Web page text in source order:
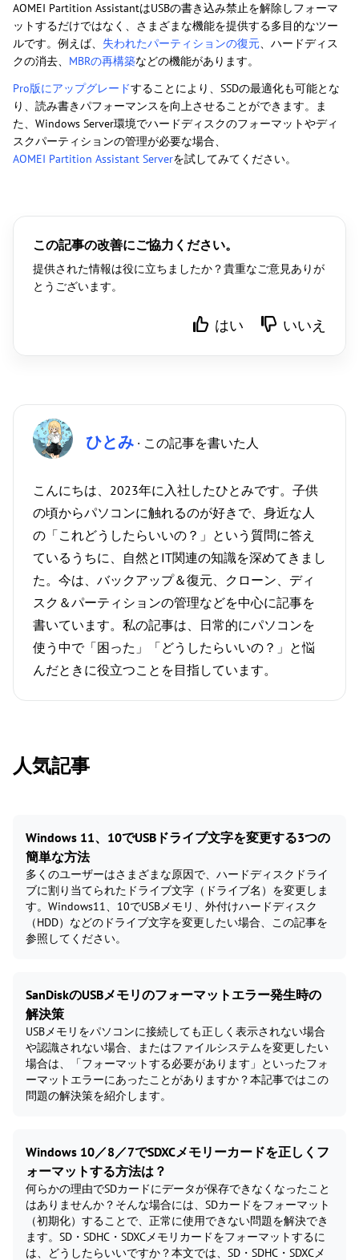
AOMEI Partition AssistantはUSBの書き込み禁止を解除しフォーマ
ットするだけではなく、さまざまな機能を提供する多目的なツー
ルです。例えば、 失われたパーティションの復元、ハードディス
クの消去、 MBRの再構築などの機能があります。
Pro版にアップグレードすることにより、SSDの最適化も可能とな
り、読み書きパフォーマンスを向上させることができます。ま
た、Windows Server環境でハードディスクのフォーマットやディ
スクパーティションの管理が必要な場合、
AOMEI Partition Assistant Serverを試してみてください。
この記事の改善にご協力ください。
提供された情報は役に立ちましたか？貴重なご意見ありが
とうございます。
はい いいえ
ひとみ · この記事を書いた人
こんにちは、2023年に入社したひとみです。子供
の頃からパソコンに触れるのが好きで、身近な人
の「これどうしたらいいの？」という質問に答え
ているうちに、自然とIT関連の知識を深めてきまし
た。今は、バックアップ＆復元、クローン、ディ
スク＆パーティションの管理などを中心に記事を
書いています。私の記事は、日常的にパソコンを
使う中で「困った」「どうしたらいいの？」と悩
んだときに役立つことを目指しています。
人気記事
Windows 11、10でUSBドライブ文字を変更する3つの
簡単な方法
多くのユーザーはさまざまな原因で、ハードディスクドライ
ブに割り当てられたドライブ文字（ドライブ名）を変更しま
す。Windows11、10でUSBメモリ、外付けハードディスク
（HDD）などのドライブ文字を変更したい場合、この記事を
参照してください。
SanDiskのUSBメモリのフォーマットエラー発生時の
解決策
USBメモリをパソコンに接続しても正しく表示されない場合
や認識されない場合、またはファイルシステムを変更したい
場合は、「フォーマットする必要があります」といったフォ
ーマットエラーにあったことがありますか？本記事ではこの
問題の解決策を紹介します。
Windows 10／8／7でSDXCメモリーカードを正しくフ
ォーマットする方法は？
何らかの理由でSDカードにデータが保存できなくなったこと
はありませんか？そんな場合には、SDカードをフォーマット
（初期化）することで、正常に使用できない問題を解決でき
ます。SD・SDHC・SDXCメモリカードをフォーマットするに
は、どうしたらいいですか？本文では、SD・SDHC・SDXCメ